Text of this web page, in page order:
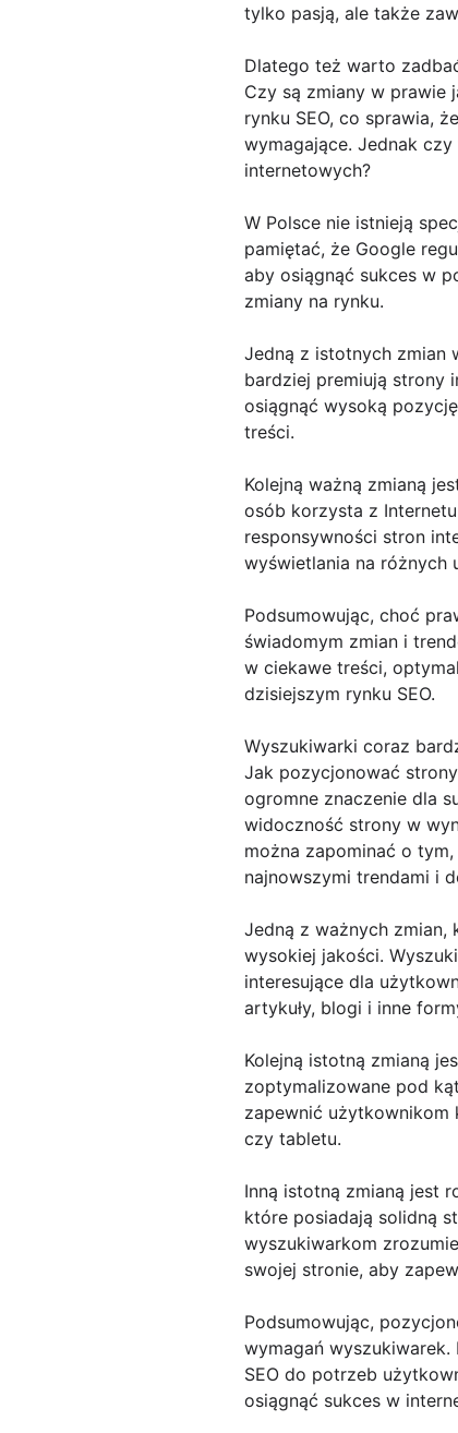
tylko pasją, ale także
Dlatego też warto
Czy są zmiany w prawie
rynku SEO, co sprawia,
wymagające. Jednak
internetowych?
W Polsce nie istnieją
pamiętać, że Google
aby osiągnąć sukces w
zmiany na rynku.
Jedną z istotnych zmian
bardziej premiują strony
osiągnąć wysoką
treści.
Kolejną ważną zmianą
osób korzysta z
responsywności stron
wyświetlania na różnych
Podsumowując, choć
świadomym zmian i
w ciekawe treści,
dzisiejszym rynku SEO.
Wyszukiwarki coraz
Jak pozycjonować
ogromne znaczenie dla
widoczność strony w
można zapominać o
najnowszymi trendami i
Jedną z ważnych zmian,
wysokiej jakości.
interesujące dla
artykuły, blogi i inne
Kolejną istotną zmianą
zoptymalizowane pod
zapewnić
czy tabletu.
Inną istotną zmianą jest
które posiadają solidną
wyszukiwarkom
swojej stronie, aby
Podsumowując,
wymagań
SEO do potrzeb
osiągnąć sukces w